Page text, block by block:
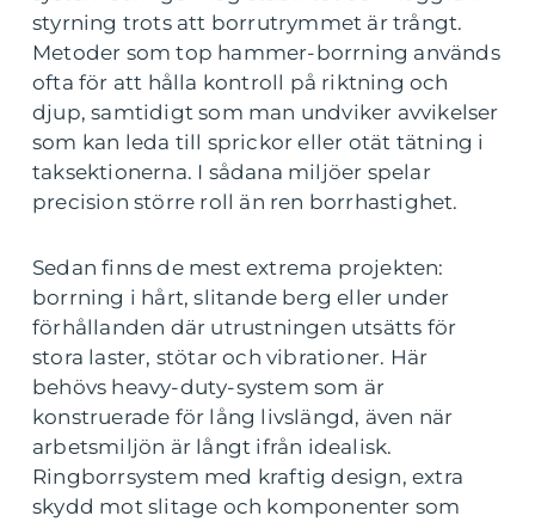
styrning trots att borrutrymmet är trångt.
Metoder som top hammer-borrning används
ofta för att hålla kontroll på riktning och
djup, samtidigt som man undviker avvikelser
som kan leda till sprickor eller otät tätning i
taksektionerna. I sådana miljöer spelar
precision större roll än ren borrhastighet.
Sedan finns de mest extrema projekten:
borrning i hårt, slitande berg eller under
förhållanden där utrustningen utsätts för
stora laster, stötar och vibrationer. Här
behövs heavy-duty-system som är
konstruerade för lång livslängd, även när
arbetsmiljön är långt ifrån idealisk.
Ringborrsystem med kraftig design, extra
skydd mot slitage och komponenter som